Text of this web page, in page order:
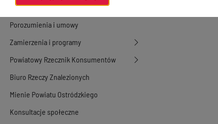
Oświadczenia majątkowe
Porozumienia i umowy
Zamierzenia i programy
Powiatowy Rzecznik Konsumentów
Biuro Rzeczy Znalezionych
Mienie Powiatu Ostródzkiego
Konsultacje społeczne